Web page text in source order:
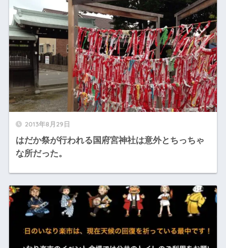
2013年8月29日
はだか祭が行われる国府宮神社は意外とちっちゃ
な所だった。